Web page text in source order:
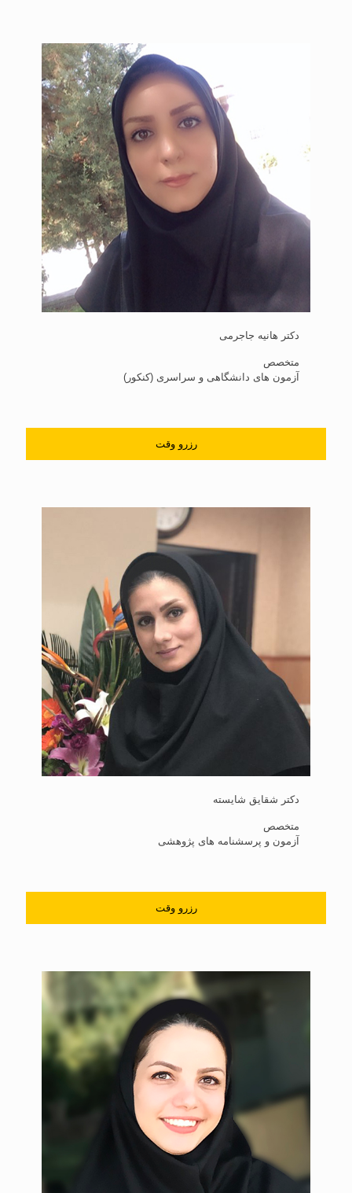
دکتر هانیه جاجرمی
متخصص
آزمون های دانشگاهی و سراسری (کنکور)
رزرو وقت
دکتر شقایق شایسته
متخصص
آزمون و پرسشنامه های پژوهشی
رزرو وقت